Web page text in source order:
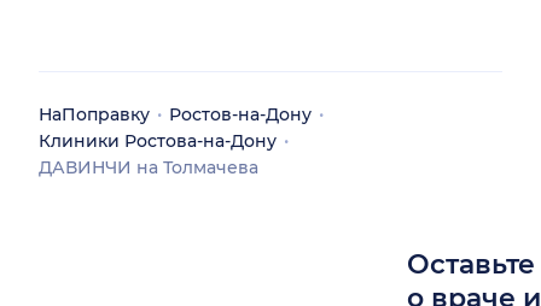
НаПоправку
Ростов-на-Дону
Клиники Ростова-на-Дону
ДАВИНЧИ на Толмачева
о враче